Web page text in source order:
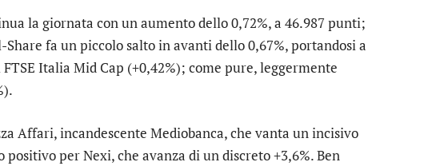
la giornata con un aumento dello 0,72%, a 46.987 punti;
Share fa un piccolo salto in avanti dello 0,67%, portandosi a
FTSE Italia Mid Cap (+0,42%); come pure, leggermente
Affari, incandescente Mediobanca, che vanta un incisivo
positivo perNexi, che avanza di un discreto +3,6%. Ben